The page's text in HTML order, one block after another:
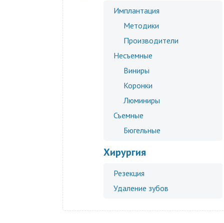
Имплантация
Методики
Производители
Несъемные
Виниры
Коронки
Люминиры
Съемные
Бюгельные
Хирургия
Резекция
Удаление зубов